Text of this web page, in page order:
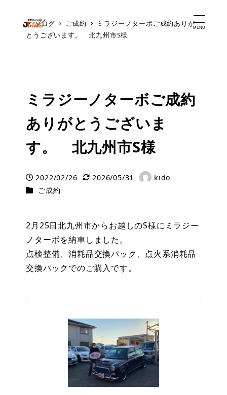
MENU
ブログ ご成約
ミラジーノターボご成約ありが
とうございます。 北九州市S様
ミラジーノターボご成約
ありがとうございま
す。 北九州市S様
投稿日
2022/02/26
更新日
2026/05/31
著
kido
カテゴリー
ご成約
2月25日北九州市からお越しのS様にミラジー
ノターボを納車しました。
点検整備、消耗品交換パック、点火系消耗品
交換パックでのご購入です。